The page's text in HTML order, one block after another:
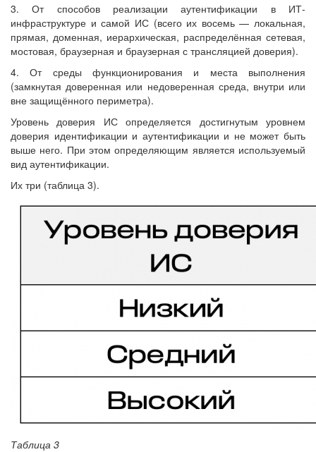
3. От способов реализации аутентификации в ИТ-
инфраструктуре и самой ИС (всего их восемь — локальная,
прямая, доменная, иерархическая, распределённая сетевая,
мостовая, браузерная и браузерная с трансляцией доверия).
4. От среды функционирования и места выполнения
(замкнутая доверенная или недоверенная среда, внутри или
вне защищённого периметра).
Уровень доверия ИС определяется достигнутым уровнем
доверия идентификации и аутентификации и не может быть
выше него. При этом определяющим является используемый
вид аутентификации.
Их три (таблица 3).
Таблица 3